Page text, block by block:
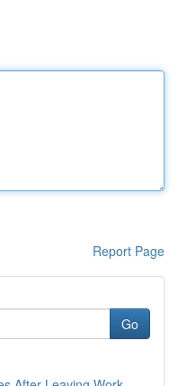
Report Page
Go